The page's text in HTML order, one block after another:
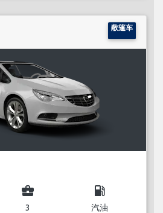
敞篷车
business_center
3
local_gas_station
汽油